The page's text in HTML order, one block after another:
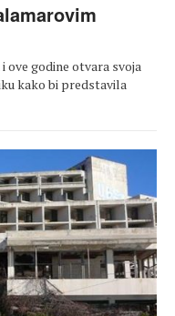
ove godine otvara svoja
kako bi predstavila